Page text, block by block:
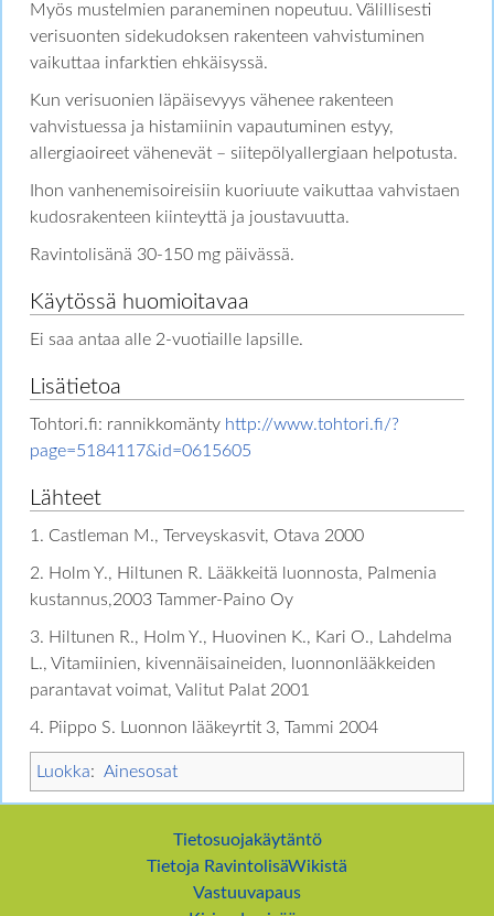
Myös mustelmien paraneminen nopeutuu. Välillisesti
verisuonten sidekudoksen rakenteen vahvistuminen
vaikuttaa infarktien ehkäisyssä.
Kun verisuonien läpäisevyys vähenee rakenteen
vahvistuessa ja histamiinin vapautuminen estyy,
allergiaoireet vähenevät – siitepölyallergiaan helpotusta.
Ihon vanhenemisoireisiin kuoriuute vaikuttaa vahvistaen
kudosrakenteen kiinteyttä ja joustavuutta.
Ravintolisänä 30-150 mg päivässä.
Käytössä huomioitavaa
Ei saa antaa alle 2-vuotiaille lapsille.
Lisätietoa
Tohtori.fi: rannikkomänty http://www.tohtori.fi/?
page=5184117&id=0615605
Lähteet
1. Castleman M., Terveyskasvit, Otava 2000
2. Holm Y., Hiltunen R. Lääkkeitä luonnosta, Palmenia
kustannus,2003 Tammer-Paino Oy
3. Hiltunen R., Holm Y., Huovinen K., Kari O., Lahdelma
L., Vitamiinien, kivennäisaineiden, luonnonlääkkeiden
parantavat voimat, Valitut Palat 2001
4. Piippo S. Luonnon lääkeyrtit 3, Tammi 2004
Luokka: Ainesosat
Tietosuojakäytäntö
Tietoja RavintolisäWikistä
Vastuuvapaus